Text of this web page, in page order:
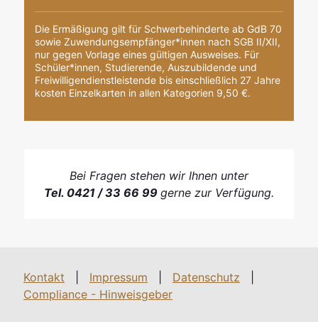
Die Ermäßigung gilt für Schwerbehinderte ab GdB 70
sowie Zuwendungsempfänger*innen nach SGB II/XII,
nur gegen Vorlage eines gültigen Ausweises. Für
Schüler*innen, Studierende, Auszubildende und
Freiwilligendienstleistende bis einschließlich 27 Jahre
kosten Einzelkarten in allen Kategorien 9,50 €.
Bei Fragen stehen wir Ihnen unter
Tel. 0421 / 33 66 99 gerne zur Verfügung.
Kontakt Impressum Datenschutz
Compliance - Hinweisgeber